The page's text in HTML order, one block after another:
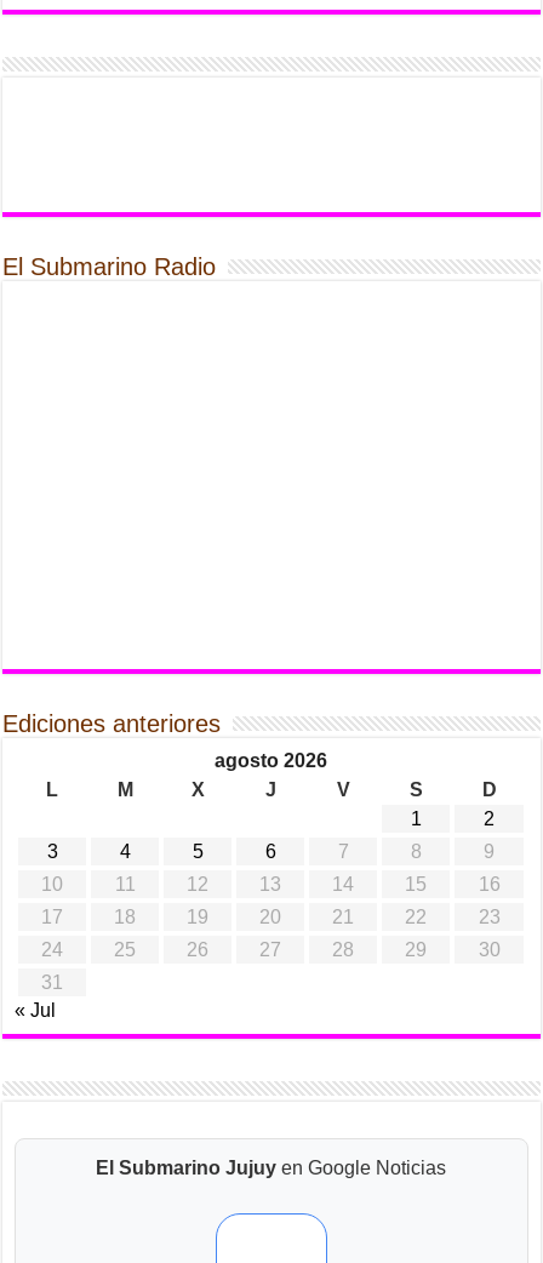
El Submarino Radio
Ediciones anteriores
agosto 2026
L
M X J V S
D
1
2
3
4 5 6 7 8
9
10
11 12 13 14 15
16
17
18 19 20 21 22
23
24
25 26 27 28 29
30
31
« Jul
El Submarino Jujuy en Google Noticias